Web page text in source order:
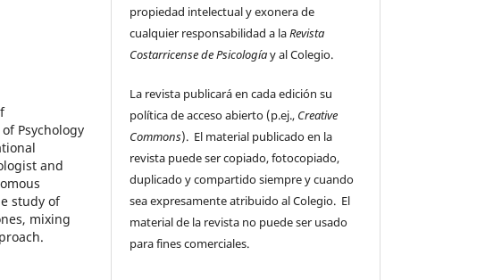
Psychology
and
study of
mixing
propiedad intelectual y exonera de
cualquier responsabilidad a laRevista
Costarricense de Psicologíay al Colegio.
La revista publicará en cada edición su
política de acceso abierto (p.ej., Creative
Commons). El material publicado en la
revista puede ser copiado, fotocopiado,
duplicado y compartido siempre y cuando
sea expresamente atribuido al Colegio. El
material de la revista no puede ser usado
para fines comerciales.